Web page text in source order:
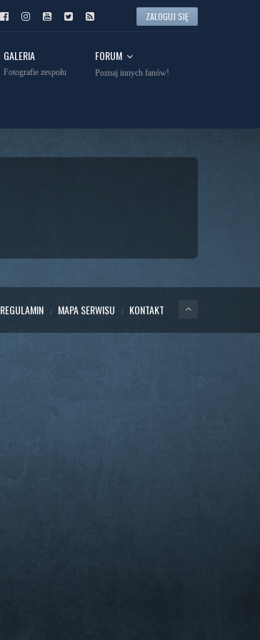
ZALOGUJ SIĘ
GALERIA
Fotografie zespołu
FORUM
Poznaj innych fanów!
REGULAMIN MAPA SERWISU KONTAKT